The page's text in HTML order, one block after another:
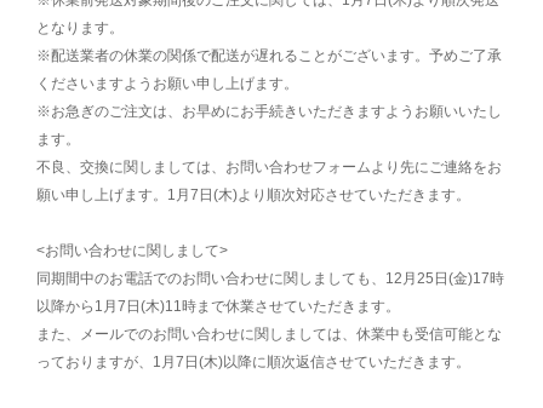
となります。
※配送業者の休業の関係で配送が遅れることがございます。予めご了承
くださいますようお願い申し上げます。
※お急ぎのご注文は、お早めにお手続きいただきますようお願いいたし
ます。
不良、交換に関しましては、お問い合わせフォームより先にご連絡をお
願い申し上げます。1月7日(木)より順次対応させていただきます。
<お問い合わせに関しまして>
同期間中のお電話でのお問い合わせに関しましても、12月25日(金)17時
以降から1月7日(木)11時まで休業させていただきます。
また、メールでのお問い合わせに関しましては、休業中も受信可能とな
っておりますが、1月7日(木)以降に順次返信させていただきます。